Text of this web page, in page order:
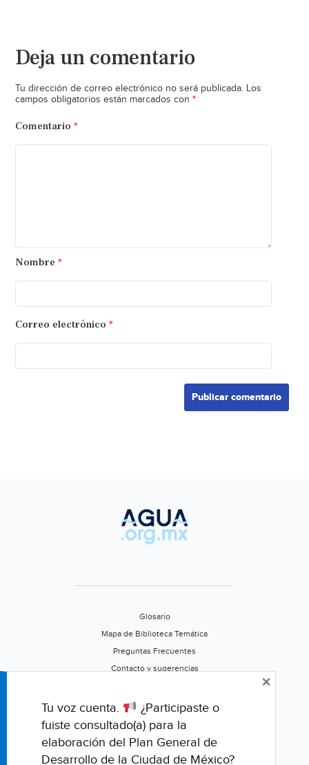
Deja un comentario
Tu dirección de correo electrónico no será publicada. Los
campos obligatorios están marcados con *
Comentario *
Nombre *
Correo electrónico *
Glosario
Mapa de Biblioteca Temática
Preguntas Frecuentes
Contacto y sugerencias
Califica este portal
Tu voz cuenta.
¿Participaste o
fuiste consultado(a) para la
elaboración del Plan General de
Desarrollo de la Ciudad de México?
×